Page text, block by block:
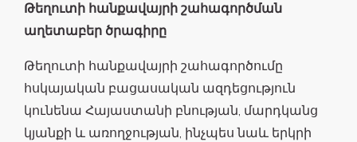
Թեղուտի հանքավայրի շահագործման
աղետաբեր ծրագիրը
Թեղուտի հանքավայրի շահագործումը
հսկայական բացասական ազդեցություն
կունենա Հայաստանի բնության, մարդկանց
կյանքի և առողջության, ինչպես նաև երկրի